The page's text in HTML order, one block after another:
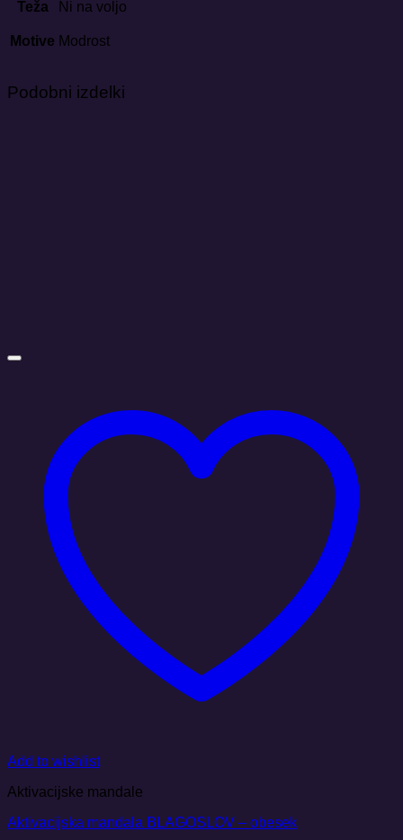
Teža Ni na voljo
Motive Modrost
Podobni izdelki
Add to wishlist
Aktivacijske mandale
Aktivacijska mandala BLAGOSLOV – obesek